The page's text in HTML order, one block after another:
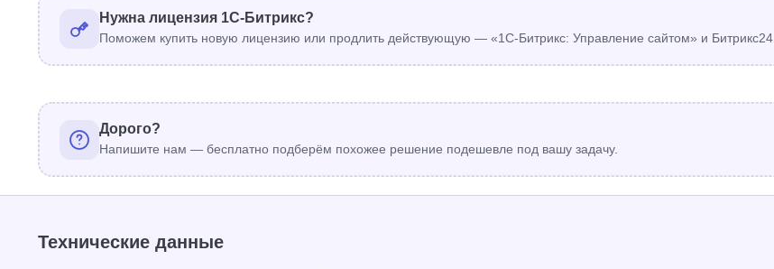
Нужна лицензия 1С-Битрикс?
Поможем купить новую лицензию или продлить действующую — «1С-Битрикс: Управление сайтом» и Битрикс24.
Дорого?
Напишите нам — бесплатно подберём похожее решение подешевле под вашу задачу.
Технические данные